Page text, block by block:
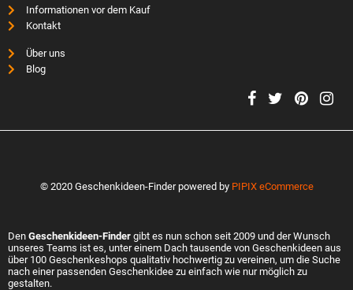
Informationen vor dem Kauf
Kontakt
Über uns
Blog
© 2020 Geschenkideen-Finder powered by PIPIX eCommerce
Den Geschenkideen-Finder gibt es nun schon seit 2009 und der Wunsch
unseres Teams ist es, unter einem Dach tausende von Geschenkideen aus
über 100 Geschenkeshops qualitativ hochwertig zu vereinen, um die Suche
nach einer passenden Geschenkidee zu einfach wie nur möglich zu
gestalten.